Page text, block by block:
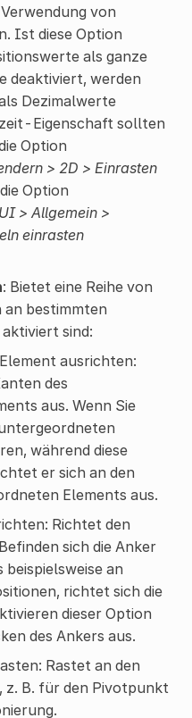
von
Ist diese Option
als ganze
deaktiviert, werden
Dezimalwerte
Eigenschaft sollten
Option
> 2D > Einrasten
Option
> Allgemein >
einrasten
: Bietet eine Reihe von
an bestimmten
sind:
ausrichten:
des
aus. Wenn Sie
während diese
er sich an den
Elements aus.
Richtet den
sich die Anker
an
richtet sich die
dieser Option
des Ankers aus.
Rastet an den
z. B. für den Pivotpunkt